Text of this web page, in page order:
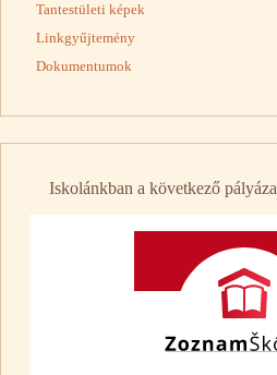
Tantestületi képek
Linkgyűjtemény
Dokumentumok
Iskolánkban a következő